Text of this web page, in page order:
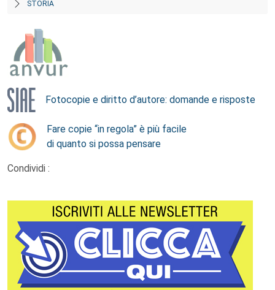
STORIA
Fotocopie e diritto d’autore: domande e risposte
Fare copie “in regola” è più facile
di quanto si possa pensare
Condividi :